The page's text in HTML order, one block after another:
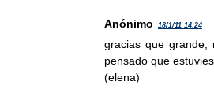
Anónimo 18/1/11 14:24
gracias que grande,
pensado que
(elena)